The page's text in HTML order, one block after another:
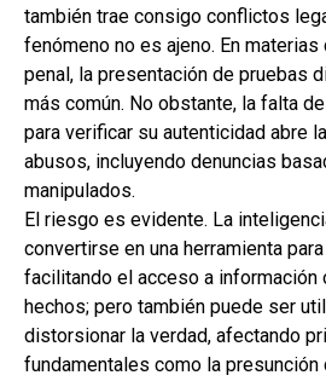
también trae consigo conflictos
fenómeno no es ajeno. En
penal, la presentación de pruebas
más común. No obstante, la falta
para verificar su autenticidad abre
abusos, incluyendo denuncias
manipulados.
El riesgo es evidente. La
convertirse en una herramienta
facilitando el acceso a información
hechos; pero también puede ser
distorsionar la verdad, afectando
fundamentales como la presunción